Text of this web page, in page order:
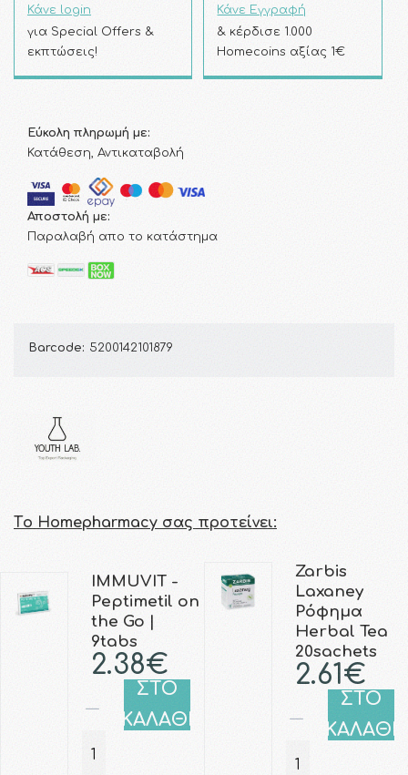
Κάνε login
για Special Offers &
εκπτώσεις!
Κάνε Εγγραφή
& κέρδισε 1.000
Homecoins αξίας 1€
Εύκολη πληρωμή με:
Κατάθεση, Αντικαταβολή
Αποστολή με:
Παραλαβή απο το κατάστημα
Barcode: 5200142101879
Τo Homepharmacy σας προτείνει:
IMMUVIT -
Peptimetil on
the Go |
9tabs
2.38€
ΣΤΟ
ΚΑΛΑΘΙ
Zarbis
Laxaney
Ρόφημα
Herbal Tea
20sachets
2.61€
ΣΤΟ
ΚΑΛΑΘΙ